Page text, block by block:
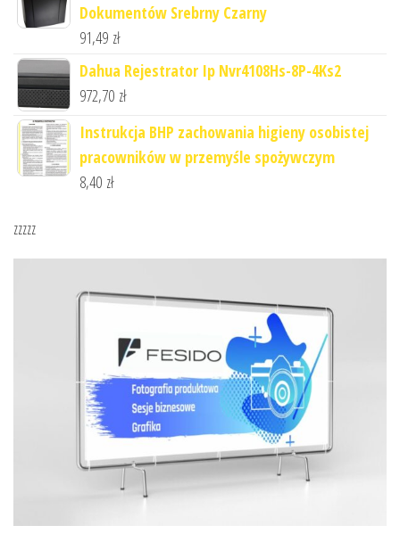
Dokumentów Srebrny Czarny
91,49 zł
Dahua Rejestrator Ip Nvr4108Hs-8P-4Ks2
972,70 zł
Instrukcja BHP zachowania higieny osobistej
pracowników w przemyśle spożywczym
8,40 zł
zzzzz